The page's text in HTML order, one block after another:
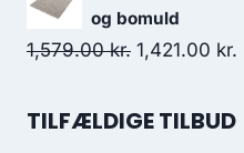
og bomuld
1,579.00kr. 1,421.00 kr.
TILFÆLDIGE TILBUD